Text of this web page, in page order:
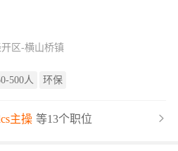
区-横山桥镇
500人 环保
主操 等13个职位